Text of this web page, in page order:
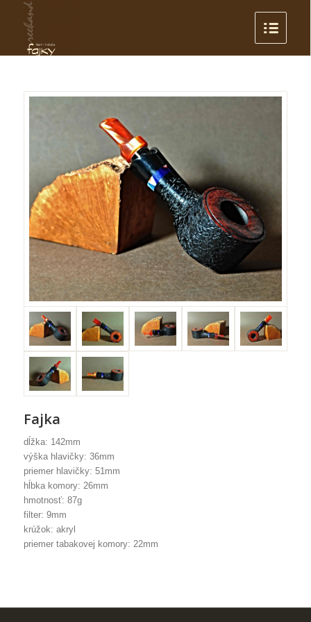
Fajka
dĺžka: 142mm
výška hlavičky: 36mm
priemer hlavičky: 51mm
hĺbka komory: 26mm
hmotnosť: 87g
filter: 9mm
krúžok: akryl
priemer tabakovej komory: 22mm